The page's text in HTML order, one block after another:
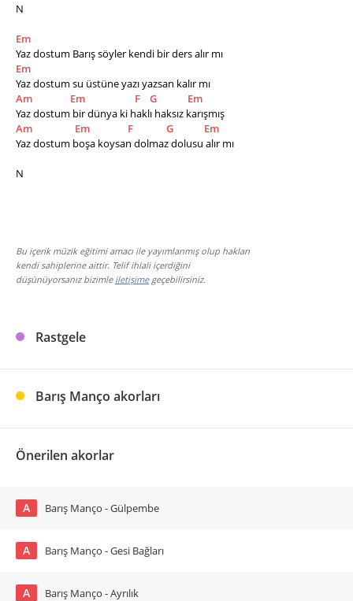
N
Em
Yaz dostum Barış söyler kendi bir ders alır mı
Em
Yaz dostum su üstüne yazı yazsan kalır mı
Am
Em F G
Em
Yaz dostum bir dünya ki haklı haksız karışmış
Am
Em F G
Em
Yaz dostum boşa koysan dolmaz dolusu alır mı
N
Bu içerik müzik eğitimi amacı ile yayımlanmış olup hakları
kendi sahiplerine aittir. Telif ihlali içerdiğini
düşünüyorsanız bizimle iletişimegeçebilirsiniz.
Rastgele
Barış Manço akorları
Önerilen akorlar
A Barış Manço - Gülpembe
A Barış Manço - Gesi Bağları
A Barış Manço - Ayrılık